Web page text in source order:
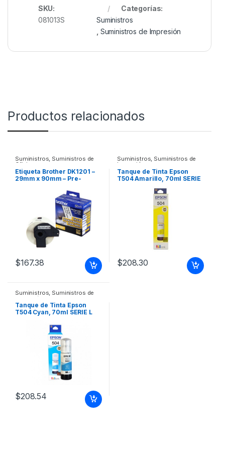
SKU:
081013S
Categorías:
Suministros
Suministros de Impresión
Productos relacionados
Suministros, Suministros de
Oficina
Etiqueta Brother DK1201 –
29mm x 90mm – Pre-
$167.38
Suministros, Suministros de
Impresión
Tanque de Tinta Epson
T504 Amarillo, 70ml SERIE
$208.30
Suministros Suministros de
Impresión
Tanque de Tinta Epson
T504 Cyan, 70ml SERIE L
$208.54